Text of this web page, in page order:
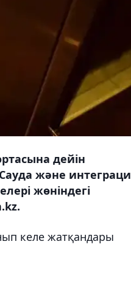
дейін
және
жөніндегі
келе жатқандары